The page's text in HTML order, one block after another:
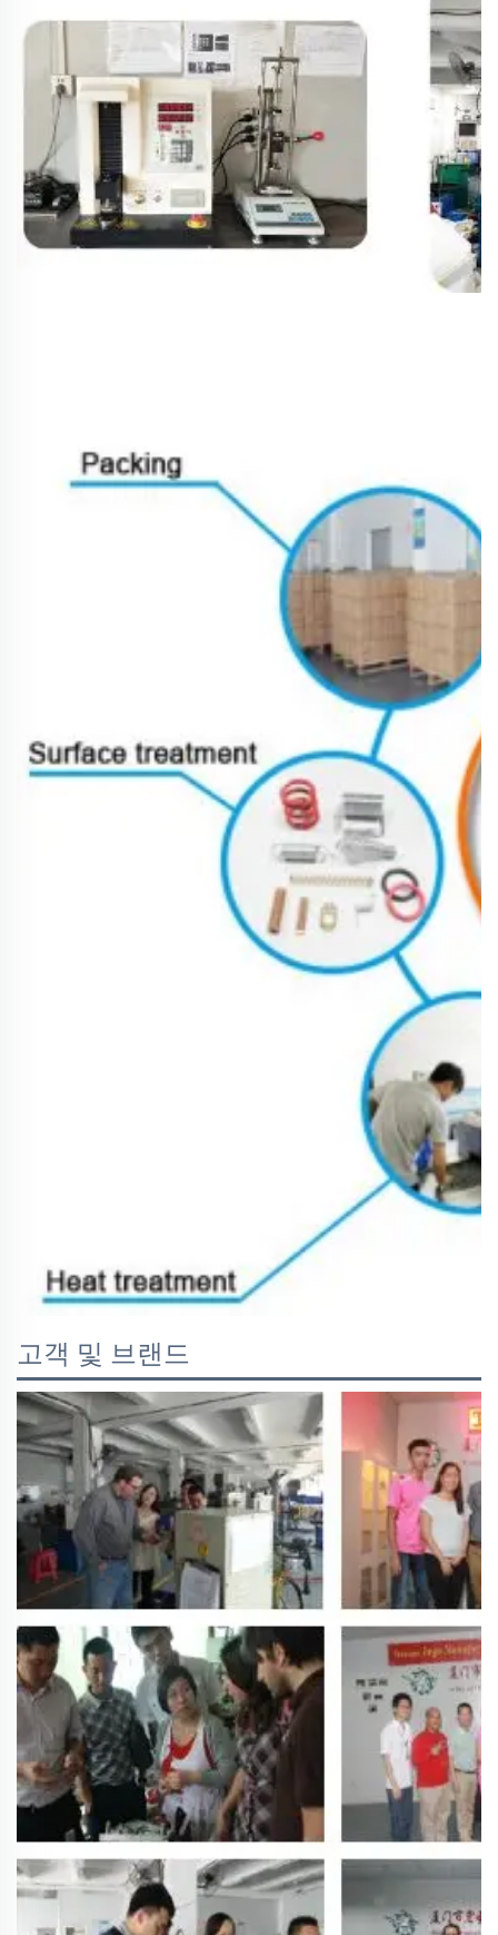
고객 및 브랜드